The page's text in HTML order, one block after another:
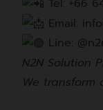
Tel: +66
Email:
Line:
N2N Solution
We transform